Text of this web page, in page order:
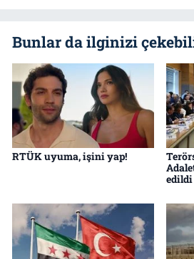
Bunlar da ilginizi
RTÜK uyuma, işini yap!
edildi